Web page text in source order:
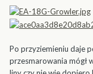
Po przyziemieniu daje
przesmarowania mógł